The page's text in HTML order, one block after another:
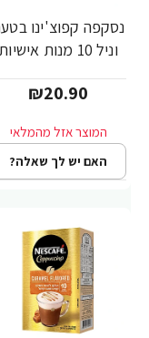
נסקפה קפוצ'ינו
וניל 10 מנות אישיות
₪20.90
האם יש לך שאלה?